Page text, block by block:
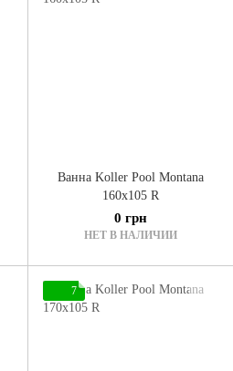
Ванна Koller Pool Montana
160x105 R
0 грн
НЕТ В НАЛИЧИИ
7